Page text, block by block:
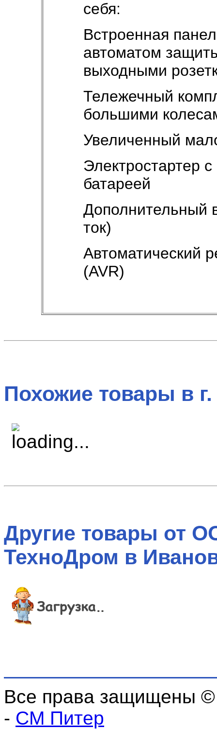
себя:
Встроенная
автоматом
выходными
Тележечный
большими
Увеличенный
Электростартер
батареей
Дополнительный
ток)
Автоматический
(AVR)
Похожие товары в
Другие товары от
ТехноДром в
Все права защищены
- СМ Питер